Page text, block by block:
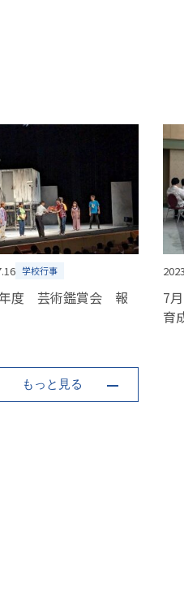
学校行事
度 芸術鑑賞会 報
7
育
もっと見る